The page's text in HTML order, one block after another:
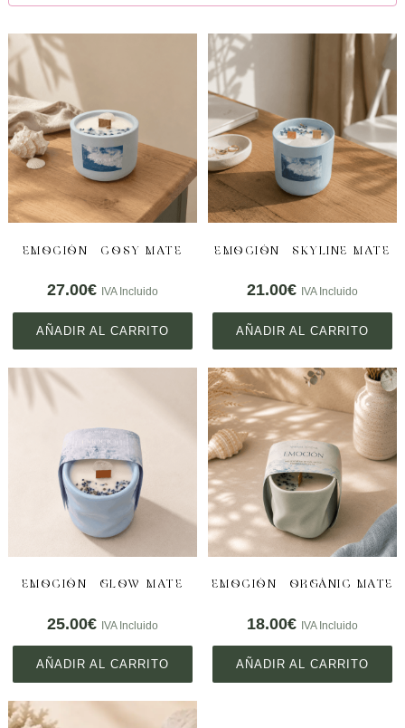
EMOCIÓN – COSY MATE
27.00€ IVA Incluido
AÑADIR AL CARRITO
EMOCIÓN – SKYLINE MATE
21.00€ IVA Incluido
AÑADIR AL CARRITO
EMOCIÓN – GLOW MATE
25.00€ IVA Incluido
AÑADIR AL CARRITO
EMOCIÓN – ORGÁNIC MATE
18.00€ IVA Incluido
AÑADIR AL CARRITO